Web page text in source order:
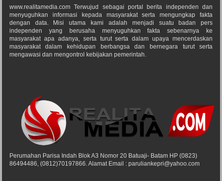
www.realitamedia.com Terwujud sebagai portal berita independen dan
menyuguhkan informasi kepada masyarakat serta mengungkap fakta
dengan data. Misi utama kami adalah menjadi suatu badan pers
independen yang berusaha menyuguhkan fakta sebenarnya ke
masyarakat apa adanya, serta turut serta dalam upaya mencerdaskan
masyarakat dalam kehidupan berbangsa dan bernegara turut serta
mengawasi dan mengontrol kebijakan pemerintah.
Perumahan Parisa Indah Blok A3 Nomor 20 Batuaji- Batam HP (0823)
86494486, (0812)70197866. Alamat Email : paruliankepri@yahoo.com